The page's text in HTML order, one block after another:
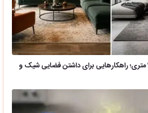
دکوراسیون پذیرایی ۲۵ متری؛ راهکارهایی برای داشتن فضایی شیک و